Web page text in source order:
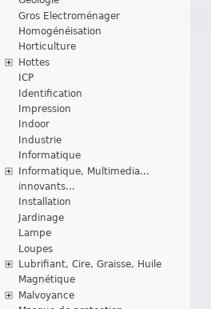
Gros Electroménager
Homogénéisation
Horticulture
Hottes
ICP
Identification
Impression
Indoor
Industrie
Informatique
Informatique, Multimedia...
innovants...
Installation
Jardinage
Lampe
Loupes
Lubrifiant, Cire, Graisse, Huile
Magnétique
Malvoyance